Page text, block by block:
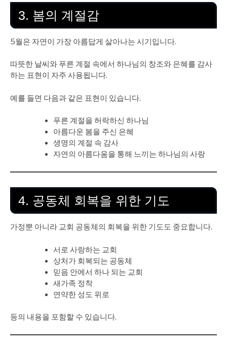
3. 봄의 계절감
5월은 자연이 가장 아름답게 살아나는 시기입니다.
따뜻한 날씨와 푸른 계절 속에서 하나님의 창조와 은혜를 감사
하는 표현이 자주 사용됩니다.
예를 들면 다음과 같은 표현이 있습니다.
푸른 계절을 허락하신 하나님
아름다운 봄을 주신 은혜
생명의 계절 속 감사
자연의 아름다움을 통해 느끼는 하나님의 사랑
4. 공동체 회복을 위한 기도
가정뿐 아니라 교회 공동체의 회복을 위한 기도도 중요합니다.
서로 사랑하는 교회
상처가 회복되는 공동체
믿음 안에서 하나 되는 교회
새가족 정착
연약한 성도 위로
등의 내용을 포함할 수 있습니다.